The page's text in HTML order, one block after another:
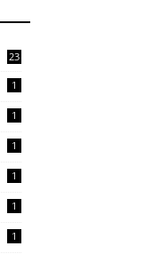
23
1
1
1
1
1
1